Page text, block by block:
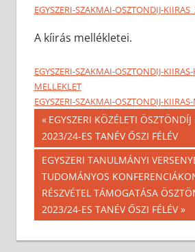
EGYSZERI-SZAKMAI-OSZTONDIJ-
A kíirás mellékletei.
EGYSZERI-SZAKMAI-OSZTONDIJ-
MELLEKLET
EGYSZERI-SZAKMAI-OSZTONDIJ-
Bejegyzés
navigáció
Previous
Post:
EGYSZERI KÖZÉLETI ÖSZTÖNDÍJ
2023/24-ES TANÉV ŐSZI FÉLÉV
Next
Post:
EGYSZERI TANULMÁNYI
TUDOMÁNYOS
RÉSZVÉTEL TÁMOGATÁSA
2023/24-ES TANÉV ŐSZI FÉLÉV